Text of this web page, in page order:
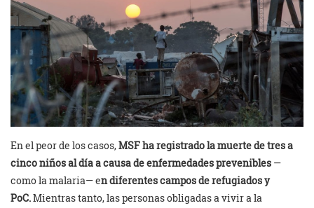
En el peor de los casos,MSF ha registrado la muerte de tres a
cinco niños al día a causa de enfermedades prevenibles —
como la malaria— en diferentes campos de refugiados y
PoC.Mientras tanto, las personas obligadas a vivir a la